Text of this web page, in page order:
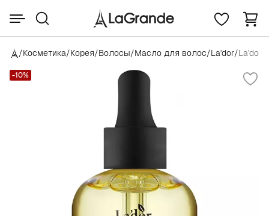
/Косметика/Корея/Волосы/Масло для волос/La'dor/La'dor
-10%